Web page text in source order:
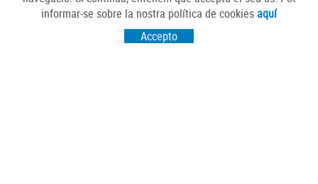
SEGUEIX-NOS
informar-se sobre la nostra política de cookies aquí
Accepto